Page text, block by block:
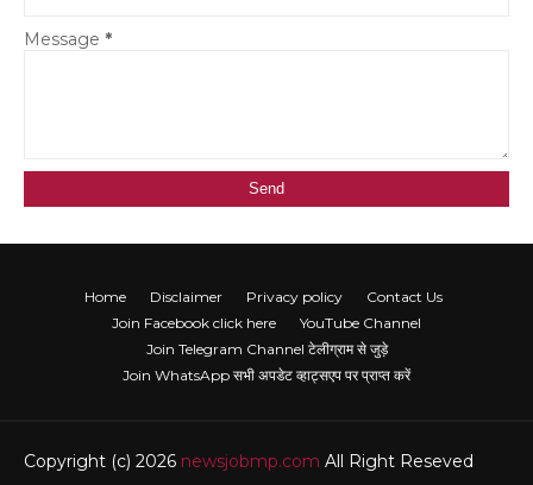
Message *
Home Disclaimer Privacy policy
Contact Us
Join Facebook click here
YouTube Channel
Join Telegram Channel टेलीग्राम से जुड़े
Join WhatsApp सभी अपडेट व्हाट्सएप पर प्राप्त करें
Copyright (c) 2026 newsjobmp.com All Right Reseved